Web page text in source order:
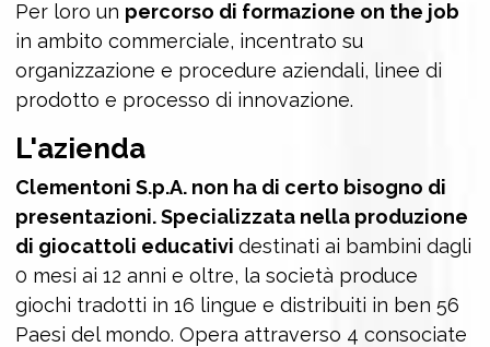
Per loro un percorso di formazione on the job
in ambito commerciale, incentrato su
organizzazione e procedure aziendali, linee di
prodotto e processo di innovazione.
L'azienda
Clementoni S.p.A. non ha di certo bisogno di
presentazioni. Specializzata nella produzione
di giocattoli educativi destinati ai bambini dagli
0 mesi ai 12 anni e oltre, la società produce
giochi tradotti in 16 lingue e distribuiti in ben 56
Paesi del mondo. Opera attraverso 4 consociate